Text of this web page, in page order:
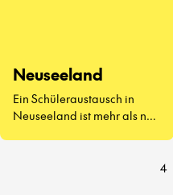
Neuseeland
Ein Schüleraustausch in
Neuseeland ist mehr als nur
4